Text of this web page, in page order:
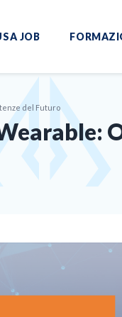
JOB
del Futuro